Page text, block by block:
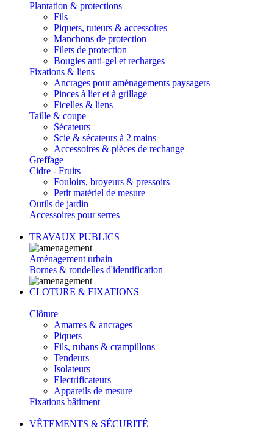
Plantation & protections
Fils
Piquets, tuteurs & accessoires
Manchons de protection
Filets de protection
Bougies anti-gel et recharges
Fixations & liens
Ancrages pour aménagements paysagers
Pinces à lier et à grillage
Ficelles & liens
Taille & coupe
Sécateurs
Scie & sécateurs à 2 mains
Accessoires & pièces de rechange
Greffage
Cidre - Fruits
Fouloirs, broyeurs & pressoirs
Petit matériel de mesure
Outils de jardin
Accessoires pour serres
TRAVAUX PUBLICS
Aménagement urbain
Bornes & rondelles d'identification
CLOTURE & FIXATIONS
Clôture
Amarres & ancrages
Piquets
Fils, rubans & crampillons
Tendeurs
Isolateurs
Electrificateurs
Appareils de mesure
Fixations bâtiment
VÊTEMENTS & SÉCURITÉ